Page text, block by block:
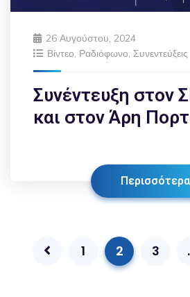
26 Αυγούστου, 2024
Βίντεο, Ραδιόφωνο, Συνεντεύξεις
Συνέντευξη στον
και στον Άρη
Περισσότερα
1 2 3